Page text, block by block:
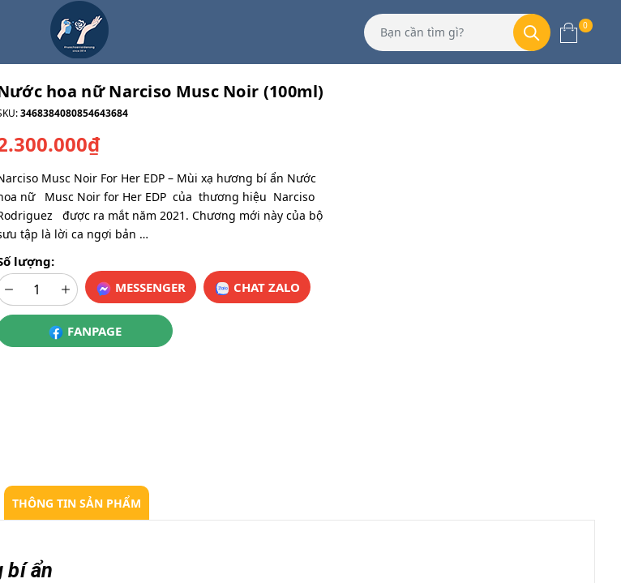
0
hoa nữ Narciso Musc Noir (100ml)
3468384080854643684
Musc Noir For Her EDP – Mùi xạ hương bí ẩn Nước
nữ Musc Noir for Her EDP của thương hiệu Narciso
được ra mắt năm 2021. Chương mới này của bộ
tập là lời ca ngợi bản …
lượng:
MESSENGER
CHAT ZALO
FANPAGE
THÔNG TIN SẢN PHẨM
bí ẩn